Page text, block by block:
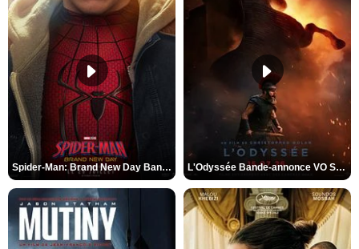
Spider-Man: Brand New Day Bande-annonce VO STFR L'Odyssée Bande-annonce VO STFR